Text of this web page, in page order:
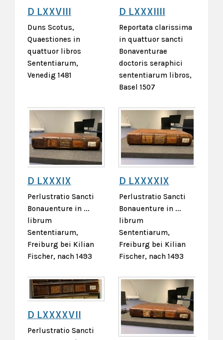
D LXXVIII
Duns Scotus,
Quaestiones in
quattuor libros
Sententiarum,
Venedig 1481
D LXXXIIII
Reportata clarissima
in quattuor sancti
Bonaventurae
doctoris seraphici
sententiarum libros,
Basel 1507
D LXXXIX
Perlustratio Sancti
Bonauenture in ...
librum
Sententiarum,
Freiburg bei Kilian
Fischer, nach 1493
D LXXXXIX
Perlustratio Sancti
Bonauenture in ...
librum
Sententiarum,
Freiburg bei Kilian
Fischer, nach 1493
D LXXXXVII
Perlustratio Sancti